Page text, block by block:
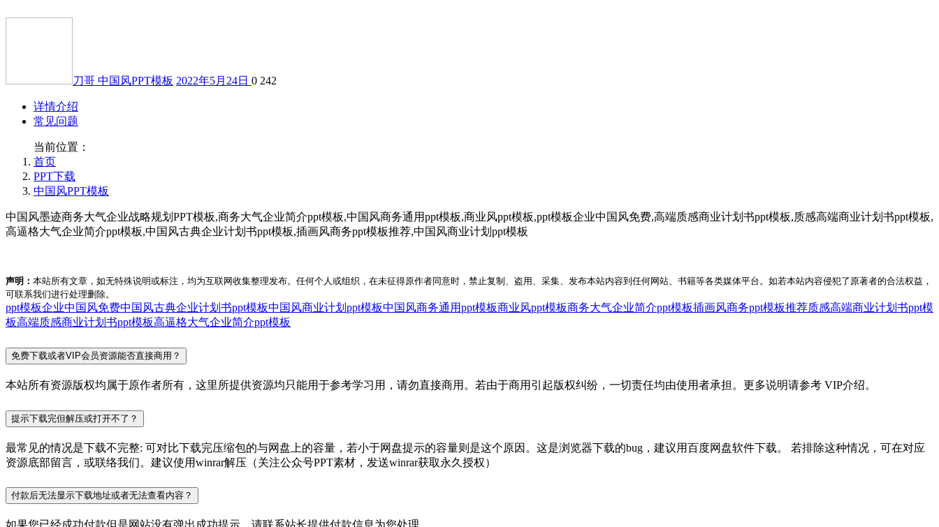
刀哥 中国风PPT模板 2022年5月24日 0 242
详情介绍
常见问题
当前位置：
首页
PPT下载
中国风PPT模板
中国风墨迹商务大气企业战略规划PPT模板,商务大气企业简介ppt模板,中国风商务通用ppt模板,商业风ppt模板,ppt模板企业中国风免费,高端质感商业计划书ppt模板,质感高端商业计划书ppt模板,
高逼格大气企业简介ppt模板,中国风古典企业计划书ppt模板,插画风商务ppt模板推荐,中国风商业计划ppt模板
声明： 本站所有文章，如无特殊说明或标注，均为互联网收集整理发布。任何个人或组织，在未征得原作者同意时，禁止复制、盗用、采集、发布本站内容到任何网站、书籍等各类媒体平台。如若本站内容侵犯了原著者的合法权益，
可联系我们进行处理删除。
ppt模板企业中国风免费中国风古典企业计划书ppt模板中国风商业计划ppt模板中国风商务通用ppt模板商业风ppt模板商务大气企业简介ppt模板插画风商务ppt模板推荐质感高端商业计划书ppt模
板高端质感商业计划书ppt模板高逼格大气企业简介ppt模板
免费下载或者VIP会员资源能否直接商用？
本站所有资源版权均属于原作者所有，这里所提供资源均只能用于参考学习用，请勿直接商用。若由于商用引起版权纠纷，一切责任均由使用者承担。更多说明请参考 VIP介绍。
提示下载完但解压或打开不了？
最常见的情况是下载不完整: 可对比下载完压缩包的与网盘上的容量，若小于网盘提示的容量则是这个原因。这是浏览器下载的bug，建议用百度网盘软件下载。 若排除这种情况，可在对应
资源底部留言，或联络我们。建议使用winrar解压（关注公众号PPT素材，发送winrar获取永久授权）
付款后无法显示下载地址或者无法查看内容？